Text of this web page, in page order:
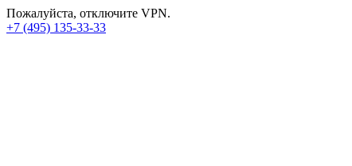
Пожалуйста, отключите VPN.
+7 (495) 135-33-33